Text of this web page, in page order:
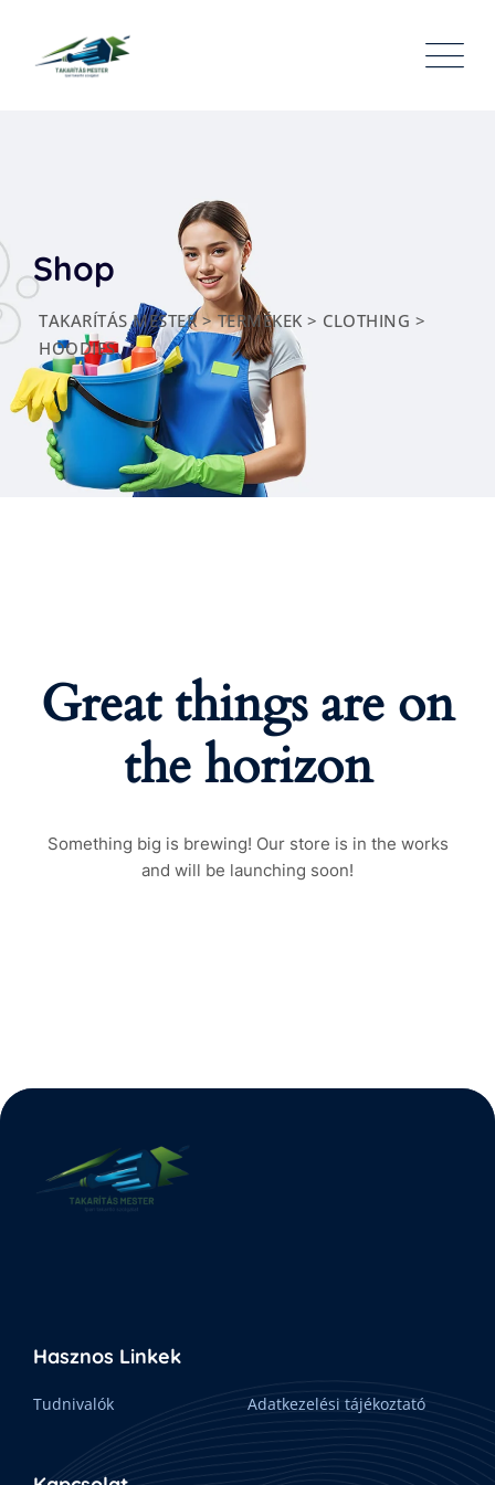
content
Shop
TAKARÍTÁS MESTER>TERMÉKEK > CLOTHING >
HOODIES
Great things are on
the horizon
Something big is brewing! Our store is in the works
and will be launching soon!
Hasznos Linkek
Tudnivalók Adatkezelési tájékoztató